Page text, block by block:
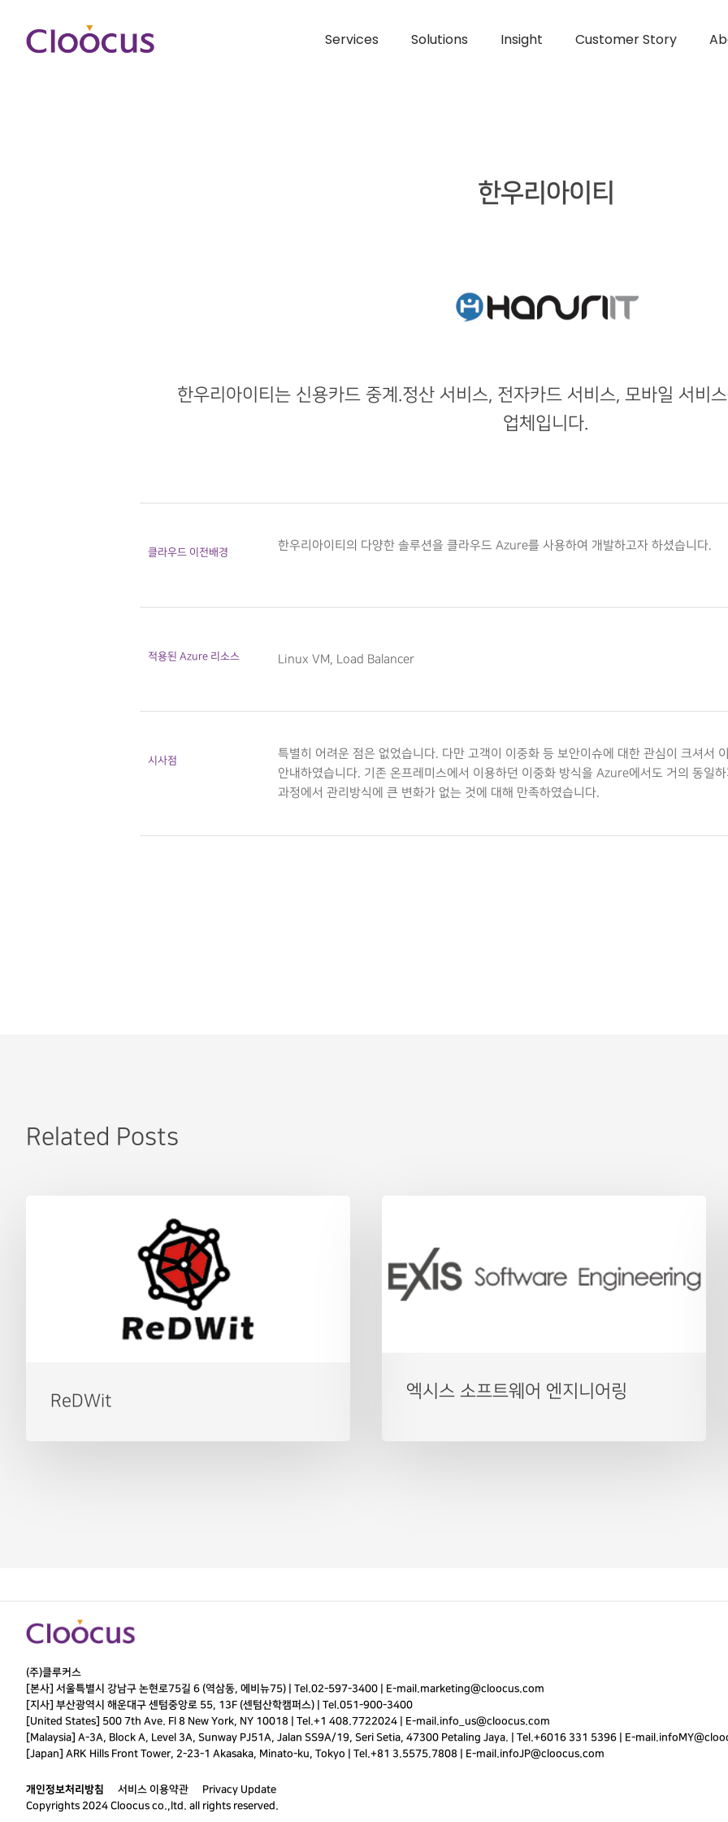
Services Solutions Insight Customer Story
한우리아이티
한우리아이티는 신용카드 중계.정산 서비스, 전자카드 서비스, 모바일 서비
업체입니다.
클라우드 이전배경 한우리아이티의 다양한 솔루션을 클라우드 Azure를 사용하여 개발하고자 하셨습니다.
적용된 Azure 리소스 Linux VM, Load Balancer
시사점
특별히 어려운 점은 없었습니다. 다만 고객이 이중화 등 보안이슈에 대한 관심이 크셔서
안내하였습니다. 기존 온프레미스에서 이용하던 이중화 방식을 Azure에서도 거의 동일
과정에서 관리방식에 큰 변화가 없는 것에 대해 만족하였습니다.
Related Posts
ReDWit
엑시스 소프트웨어 엔지니어링
(주)클루커스
[본사] 서울특별시 강남구 논현로75길 6 (역삼동, 에비뉴75) | Tel.02-597-3400 E-mail.marketing@cloocus.com
[지사] 부산광역시 해운대구 센텀중앙로 55, 13F (센텀산학캠퍼스) | Tel.051-900-3400
[United States] 500 7th Ave. Fl 8 New York, NY 10018 | Tel.+1 408.7722024 | E-mail.info_us@cloocus.com
[Malaysia] A-3A, Block A, Level 3A, Sunway PJ51A, Jalan SS9A/19, Seri Setia, 47300 Petaling Jaya. | Tel.+6016 331 5396 | E-mail.
[Japan] ARK Hills Front Tower, 2-23-1 Akasaka, Minato-ku, Tokyo | Tel.+81 3.5575.7808 | E-mail.infoJP@cloocus.com
개인정보처리방침 서비스 이용약관
Privacy Update
Copyrights 2024 Cloocus co.,ltd. all rights reserved.